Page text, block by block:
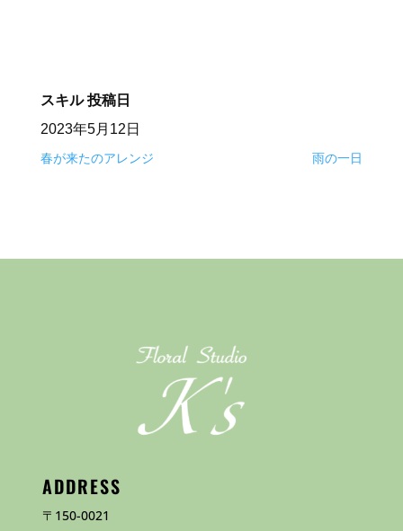
スキル 投稿日
2023年5月12日
春が来たのアレンジ 雨の一日
ADDRESS
〒150-0021